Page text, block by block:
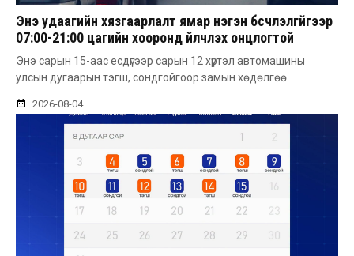
Энэ удаагийн хязгаарлалт ямар нэгэн бүсчлэлгүйгээр
07:00-21:00 цагийн хооронд үйлчлэх онцлогтой
Энэ сарын 15-аас есдүгээр сарын 12 хүртэл автомашины
улсын дугаарын тэгш, сондгойгоор замын хөдөлгөө
2026-08-04